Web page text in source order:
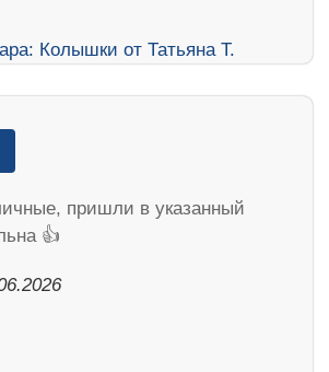
пришли в указанный
👍